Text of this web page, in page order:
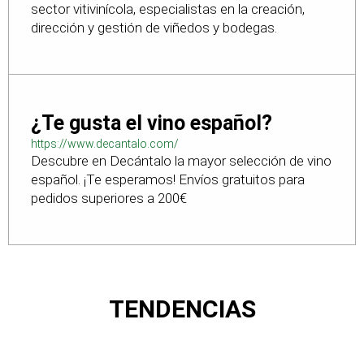
sector vitivinícola, especialistas en la creación,
dirección y gestión de viñedos y bodegas.
¿Te gusta el vino español?
https://www.decantalo.com/
Descubre en Decántalo la mayor selección de vino
español. ¡Te esperamos! Envíos gratuitos para
pedidos superiores a 200€
TENDENCIAS